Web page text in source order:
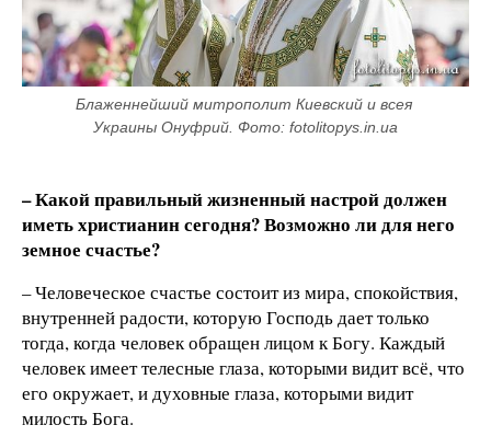
Блаженнейший митрополит Киевский и всея
Украины Онуфрий. Фото: fotolitopys.in.ua
– Какой правильный жизненный настрой должен
иметь христианин сегодня? Возможно ли для него
земное счастье?
– Человеческое счастье состоит из мира, спокойствия,
внутренней радости, которую Господь дает только
тогда, когда человек обращен лицом к Богу. Каждый
человек имеет телесные глаза, которыми видит всё, что
его окружает, и духовные глаза, которыми видит
милость Бога.